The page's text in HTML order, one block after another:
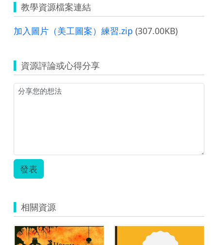
教學資源檔案連結
加入圖片（美工圖案）練習.zip (307.00KB)
資源評論或心得分享
發表
相關資源